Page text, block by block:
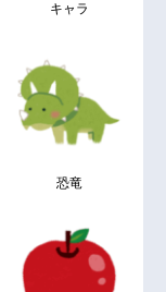
キャラ
恐竜